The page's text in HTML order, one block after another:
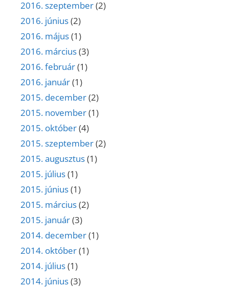
2016. szeptember(2)
2016. június(2)
2016. május(1)
2016. március(3)
2016. február(1)
2016. január(1)
2015. december(2)
2015. november(1)
2015. október(4)
2015. szeptember(2)
2015. augusztus(1)
2015. július(1)
2015. június(1)
2015. március(2)
2015. január(3)
2014. december(1)
2014. október(1)
2014. július(1)
2014. június(3)